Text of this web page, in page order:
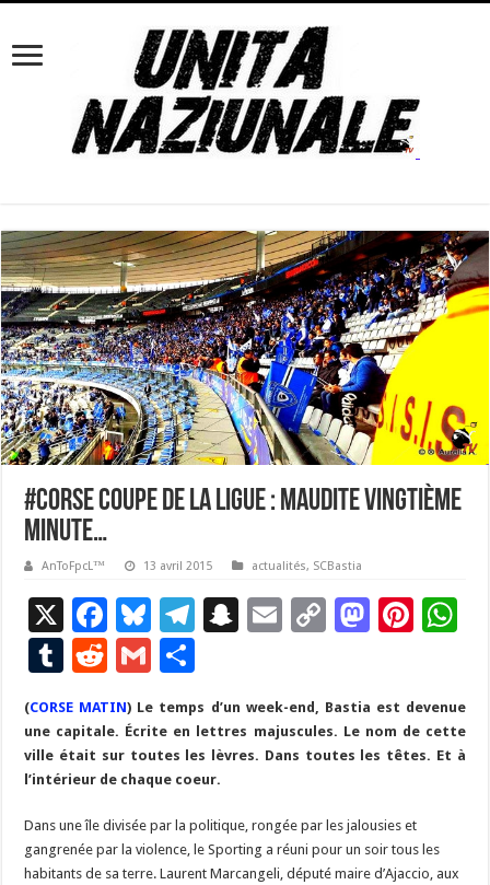
#Corse Coupe de la ligue : Maudite vingtième
minute…
AnToFpcL™ 13 avril 2015 actualités, SCBastia
X
F
ac
e
b
o
o
k
Bl
u
es
ky
T
gr
a
m
S
p
c
at
E
l
C
y
Li
k
M
d
o
Pi
es
t
p
T
m
bl
r
R
d
di
t
G
ai
l
ar
ta
g
er
(CORSE MATIN) Le temps d’un week-end, Bastia est devenue
une capitale. Écrite en lettres majuscules. Le nom de cette
ville était sur toutes les lèvres. Dans toutes les têtes. Et à
l’intérieur de chaque coeur.
Dans une île divisée par la politique, rongée par les jalousies et
gangrenée par la violence, le Sporting a réuni pour un soir tous les
habitants de sa terre. Laurent Marcangeli, député maire d’Ajaccio, aux